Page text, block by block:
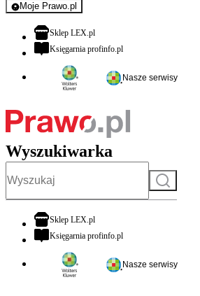
Moje Prawo.pl
- rejestracja i logowanie do serwisu
Sklep LEX.plotwiera się w nowej karcie
Księgarnia profinfo.plotwiera się w nowej
Nasze serwisy
Wyszukiwarka
Szukaj
Sklep LEX.plotwiera się w nowej karcie
Księgarnia profinfo.plotwiera się w nowej
Nasze serwisy